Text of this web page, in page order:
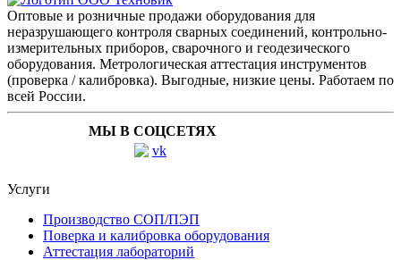
Оптовые и розничные продажи оборудования для
неразрушающего контроля сварных соединений, контрольно-
измерительных приборов, сварочного и геодезического
оборудования. Метрологическая аттестация инструментов
(проверка / калибровка). Выгодные, низкие цены. Работаем по
всей России.
МЫ В СОЦСЕТЯХ
Услуги
Производство СОП/ПЭП
Поверка и калибровка оборудования
Аттестация лабораторий